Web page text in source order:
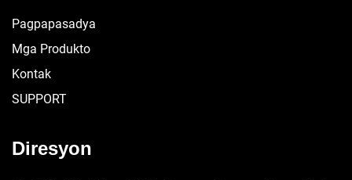
Pagpapasadya
Mga Produkto
Kontak
SUPPORT
Diresyon